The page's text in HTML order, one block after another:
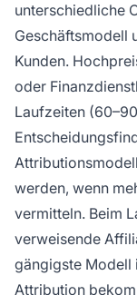
unterschiedliche
Geschäftsmodell
Kunden.
oder
Laufzeiten
werden, wenn
vermitteln. Beim
verweisende
gängigste Modell
Attribution